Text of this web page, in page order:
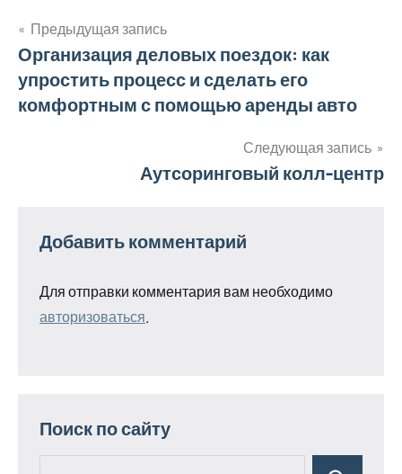
Навигация
по
Предыдущая запись
Организация деловых поездок: как
упростить процесс и сделать его
комфортным с помощью аренды авто
Следующая запись
Аутсоринговый колл-центр
Добавить комментарий
Для отправки комментария вам необходимо
авторизоваться
Поиск по сайту